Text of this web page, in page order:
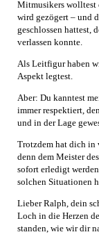
Mitmusikers wolltest
wird gezögert – und
geschlossen hattest,
verlassen konnte.
Als Leitfigur haben
Aspekt legtest.
Aber: Du kanntest
immer respektiert,
und in der Lage
Trotzdem hat dich in
denn dem Meister
sofort erledigt
solchen Situationen
Lieber Ralph, dein
Loch in die Herzen
standen, wie wir dir